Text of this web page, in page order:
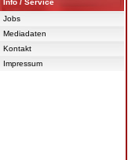
Info / Service
Jobs
Mediadaten
Kontakt
Impressum